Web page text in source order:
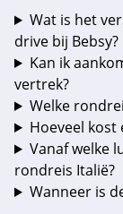
Wat is het
drive bij Bebsy?
Kan ik
vertrek?
Welke
Hoeveel kost
Vanaf welke
rondreis Italië?
Wanneer is